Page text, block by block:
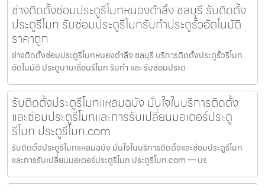
ช่างติดตั้งซ่อมประตูรีโมทหนองตำลึง ชลบุรี รับติดตั้ง
ประตูรีโมท รับซ่อมประตูรีโมทรับทำประตูรั้วอัตโนมัติ
ราคาถูก
ช่างติดตั้งซ่อมประตูรีโมทหนองตำลึง ชลบุรี บริการติดตั้งประตูรั้วรีโมท
อัตโนมัติ ประตูบานเลื่อนรีโมท รับทำ และ รับซ่อมประต
รับติดตั้งประตูรีโมทแหลมฉบัง มั่นใจในบริการติดตั้ง
และซ่อมประตูรีโมทและการรับเปลี่ยนมอเตอร์ประตู
รีโมท ประตูรีโมท.com
รับติดตั้งประตูรีโมทแหลมฉบัง มั่นใจในบริการติดตั้งและซ่อมประตูรีโมท
และการรับเปลี่ยนมอเตอร์ประตูรีโมท ประตูรีโมท.com — บร